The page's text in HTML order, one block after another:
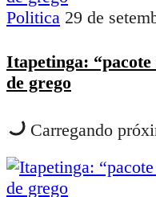
Politica 29 de
Itapetinga:
de grego
Carregando